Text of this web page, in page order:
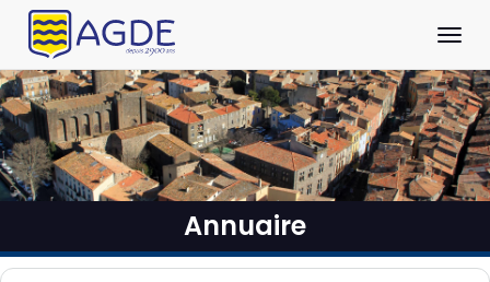
Aller au contenu principal
Annuaire
Panneau de gestion des cookies